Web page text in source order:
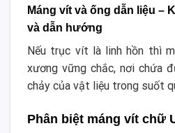
Máng vít và ống dẫn liệu –
và dẫn hướng
Nếu trục vít là linh hồn thì
xương vững chắc, nơi chứa
chảy của vật liệu trong suốt
Phân biệt máng vít chữ